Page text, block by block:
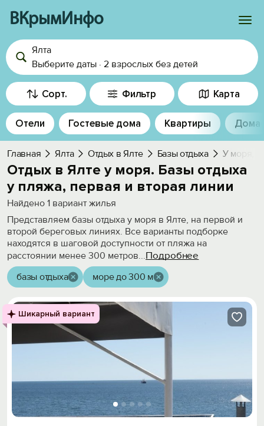
ВКрымИнфо
Войти
Избранное
История просмотра
Добавить свой объект
Ялта
Выберите даты · 2 взрослых без детей
Сорт. Фильтр Карта
Отели Гостевые дома Квартиры Дома
Главная Ялта Отдых в Ялте Базы отдыха У моря,
Отдых в Ялте у моря. Базы отдыха
у пляжа, первая и вторая линии
Найдено 1 вариант жилья
Представляем базы отдыха у моря в Ялте, на первой и
второй береговых линиях. Все варианты подборке
находятся в шаговой доступности от пляжа на
расстоянии менее 300 метров...Подробнее
базы отдыха море до 300 м
Шикарный вариант